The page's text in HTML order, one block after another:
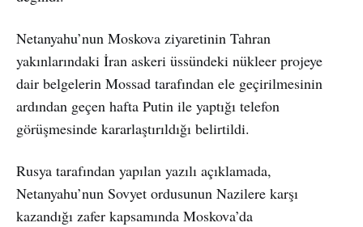
Netanyahu’nun Moskova ziyaretinin Tahran
yakınlarındaki İran askeri üssündeki nükleer projeye
dair belgelerin Mossad tarafından ele geçirilmesinin
ardından geçen hafta Putin ile yaptığı telefon
görüşmesinde kararlaştırıldığı belirtildi.
Rusya tarafından yapılan yazılı açıklamada,
Netanyahu’nun Sovyet ordusunun Nazilere karşı
kazandığı zafer kapsamında Moskova’da